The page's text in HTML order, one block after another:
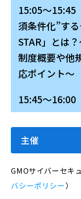
15:05～
須条件化”す
STAR」とは
制度概要や他
応ポイント～
15:45～
主催
GMOサイバーセキ
バシーポリシー）